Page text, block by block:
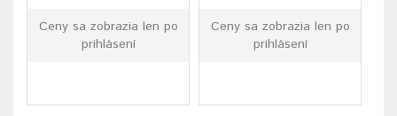
Ceny sa zobrazia len po
prihlásení
Ceny sa zobrazia len po
prihlásení